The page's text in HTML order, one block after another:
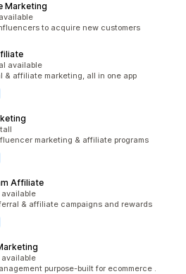
Marketing
to acquire new customers
available
& affiliate marketing, all in one app
marketing & affiliate programs
Affiliate
available
& affiliate campaigns and rewards
available
purpose-built for ecommerce .